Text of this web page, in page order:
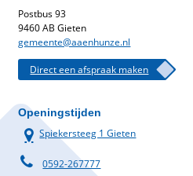
Postbus 93
9460 AB Gieten
gemeente@aaenhunze.nl
Direct een afspraak maken
Openingstijden
Spiekersteeg 1 Gieten
0592-267777